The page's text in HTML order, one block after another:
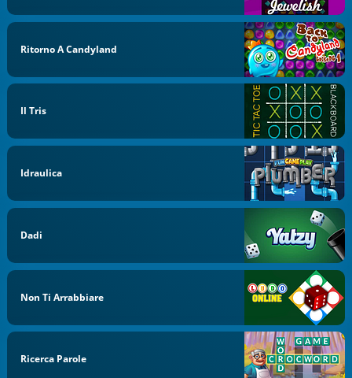
Ritorno A Candyland
Il Tris
Idraulica
Dadi
Non Ti Arrabbiare
Ricerca Parole